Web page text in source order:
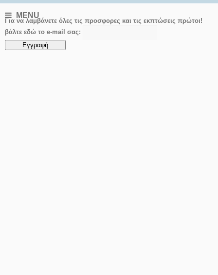
MENU
Για να λαμβάνετε όλες τις προσφορες και τις εκπτώσεις πρώτοι!
βάλτε εδώ το e-mail σας: